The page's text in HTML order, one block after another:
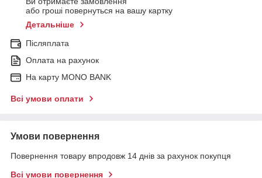
або гроші повернуться на вашу картку
Детальніше
Післяплата
Оплата на рахунок
На карту MONO BANK
Всі умови оплати
Умови повернення
Повернення товару впродовж 14 днів за рахунок покупця
Всі умови повернення